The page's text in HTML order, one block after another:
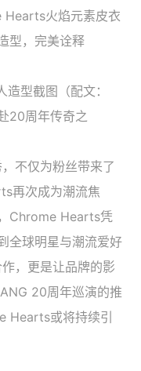
Hearts火焰元素皮衣
型，完美诠释
型截图（配文：
20周年传奇之
不仅为粉丝带来了
再次成为潮流焦
Chrome Hearts凭
全球明星与潮流爱好
，更是让品牌的影
20周年巡演的推
Hearts或将持续引